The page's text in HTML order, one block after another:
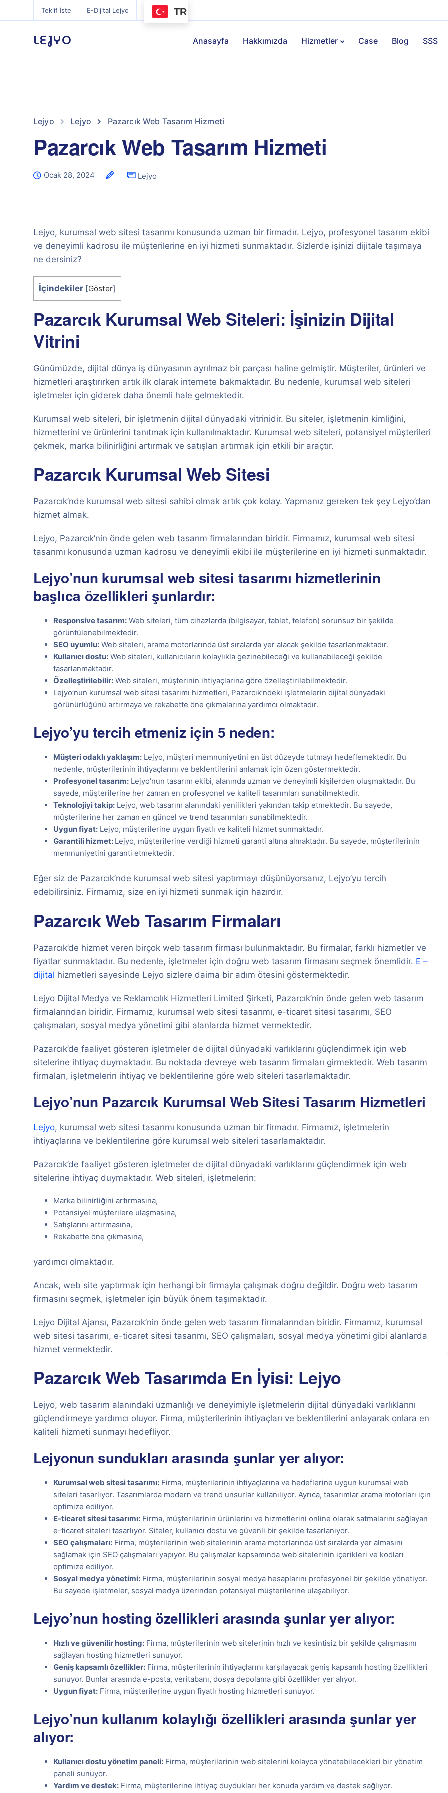
Teklif İste E-Dijital Lejyo TR
LEJYO Anasayfa Hakkımızda Hizmetler Case Blog SSS
Lejyo Lejyo Pazarcık Web Tasarım Hizmeti
Pazarcık Web Tasarım Hizmeti
Ocak 28, 2024 Lejyo
Lejyo, kurumsal web sitesi tasarımı konusunda uzman bir firmadır. Lejyo, profesyonel tasarım ekibi
ve deneyimli kadrosu ile müşterilerine en iyi hizmeti sunmaktadır. Sizlerde işinizi dijitale taşımaya
ne dersiniz?
İçindekiler [Göster]
Pazarcık Kurumsal Web Siteleri: İşinizin Dijital
Vitrini
Günümüzde, dijital dünya iş dünyasının ayrılmaz bir parçası haline gelmiştir. Müşteriler, ürünleri ve
hizmetleri araştırırken artık ilk olarak internete bakmaktadır. Bu nedenle, kurumsal web siteleri
işletmeler için giderek daha önemli hale gelmektedir.
Kurumsal web siteleri, bir işletmenin dijital dünyadaki vitrinidir. Bu siteler, işletmenin kimliğini,
hizmetlerini ve ürünlerini tanıtmak için kullanılmaktadır. Kurumsal web siteleri, potansiyel müşterileri
çekmek, marka bilinirliğini artırmak ve satışları artırmak için etkili bir araçtır.
Pazarcık Kurumsal Web Sitesi
Pazarcık’nde kurumsal web sitesi sahibi olmak artık çok kolay. Yapmanız gereken tek şey Lejyo’dan
hizmet almak.
Lejyo, Pazarcık’nin önde gelen web tasarım firmalarından biridir. Firmamız, kurumsal web sitesi
tasarımı konusunda uzman kadrosu ve deneyimli ekibi ile müşterilerine en iyi hizmeti sunmaktadır.
Lejyo’nun kurumsal web sitesi tasarımı hizmetlerinin
başlıca özellikleri şunlardır:
Responsive tasarım: Web siteleri, tüm cihazlarda (bilgisayar, tablet, telefon) sorunsuz bir şekilde
görüntülenebilmektedir.
SEO uyumlu: Web siteleri, arama motorlarında üst sıralarda yer alacak şekilde tasarlanmaktadır.
Kullanıcı dostu: Web siteleri, kullanıcıların kolaylıkla gezinebileceği ve kullanabileceği şekilde
tasarlanmaktadır.
Özelleştirilebilir: Web siteleri, müşterinin ihtiyaçlarına göre özelleştirilebilmektedir.
Lejyo’nun kurumsal web sitesi tasarımı hizmetleri, Pazarcık’ndeki işletmelerin dijital dünyadaki
görünürlüğünü artırmaya ve rekabette öne çıkmalarına yardımcı olmaktadır.
Lejyo’yu tercih etmeniz için 5 neden:
Müşteri odaklı yaklaşım: Lejyo, müşteri memnuniyetini en üst düzeyde tutmayı hedeflemektedir. Bu
nedenle, müşterilerinin ihtiyaçlarını ve beklentilerini anlamak için özen göstermektedir.
Profesyonel tasarım: Lejyo’nun tasarım ekibi, alanında uzman ve deneyimli kişilerden oluşmaktadır. Bu
sayede, müşterilerine her zaman en profesyonel ve kaliteli tasarımları sunabilmektedir.
Teknolojiyi takip: Lejyo, web tasarım alanındaki yenilikleri yakından takip etmektedir. Bu sayede,
müşterilerine her zaman en güncel ve trend tasarımları sunabilmektedir.
Uygun fiyat: Lejyo, müşterilerine uygun fiyatlı ve kaliteli hizmet sunmaktadır.
Garantili hizmet: Lejyo, müşterilerine verdiği hizmeti garanti altına almaktadır. Bu sayede, müşterilerinin
memnuniyetini garanti etmektedir.
Eğer siz de Pazarcık’nde kurumsal web sitesi yaptırmayı düşünüyorsanız, Lejyo’yu tercih
edebilirsiniz. Firmamız, size en iyi hizmeti sunmak için hazırdır.
Pazarcık Web Tasarım Firmaları
Pazarcık’de hizmet veren birçok web tasarım firması bulunmaktadır. Bu firmalar, farklı hizmetler ve
fiyatlar sunmaktadır. Bu nedenle, işletmeler için doğru web tasarım firmasını seçmek önemlidir. E –
dijital hizmetleri sayesinde Lejyo sizlere daima bir adım ötesini göstermektedir.
Lejyo Dijital Medya ve Reklamcılık Hizmetleri Limited Şirketi, Pazarcık’nin önde gelen web tasarım
firmalarından biridir. Firmamız, kurumsal web sitesi tasarımı, e-ticaret sitesi tasarımı, SEO
çalışmaları, sosyal medya yönetimi gibi alanlarda hizmet vermektedir.
Pazarcık’de faaliyet gösteren işletmeler de dijital dünyadaki varlıklarını güçlendirmek için web
sitelerine ihtiyaç duymaktadır. Bu noktada devreye web tasarım firmaları girmektedir. Web tasarım
firmaları, işletmelerin ihtiyaç ve beklentilerine göre web siteleri tasarlamaktadır.
Lejyo’nun Pazarcık Kurumsal Web Sitesi Tasarım Hizmetleri
Lejyo, kurumsal web sitesi tasarımı konusunda uzman bir firmadır. Firmamız, işletmelerin
ihtiyaçlarına ve beklentilerine göre kurumsal web siteleri tasarlamaktadır.
Pazarcık’de faaliyet gösteren işletmeler de dijital dünyadaki varlıklarını güçlendirmek için web
sitelerine ihtiyaç duymaktadır. Web siteleri, işletmelerin:
Marka bilinirliğini artırmasına,
Potansiyel müşterilere ulaşmasına,
Satışlarını artırmasına,
Rekabette öne çıkmasına,
yardımcı olmaktadır.
Ancak, web site yaptırmak için herhangi bir firmayla çalışmak doğru değildir. Doğru web tasarım
firmasını seçmek, işletmeler için büyük önem taşımaktadır.
Lejyo Dijital Ajansı, Pazarcık’nin önde gelen web tasarım firmalarından biridir. Firmamız, kurumsal
web sitesi tasarımı, e-ticaret sitesi tasarımı, SEO çalışmaları, sosyal medya yönetimi gibi alanlarda
hizmet vermektedir.
Pazarcık Web Tasarımda En İyisi: Lejyo
Lejyo, web tasarım alanındaki uzmanlığı ve deneyimiyle işletmelerin dijital dünyadaki varlıklarını
güçlendirmeye yardımcı oluyor. Firma, müşterilerinin ihtiyaçları ve beklentilerini anlayarak onlara en
kaliteli hizmeti sunmayı hedefliyor.
Lejyonun sundukları arasında şunlar yer alıyor:
Kurumsal web sitesi tasarımı: Firma, müşterilerinin ihtiyaçlarına ve hedeflerine uygun kurumsal web
siteleri tasarlıyor. Tasarımlarda modern ve trend unsurlar kullanılıyor. Ayrıca, tasarımlar arama motorları için
optimize ediliyor.
E-ticaret sitesi tasarımı: Firma, müşterilerinin ürünlerini ve hizmetlerini online olarak satmalarını sağlayan
e-ticaret siteleri tasarlıyor. Siteler, kullanıcı dostu ve güvenli bir şekilde tasarlanıyor.
SEO çalışmaları: Firma, müşterilerinin web sitelerinin arama motorlarında üst sıralarda yer almasını
sağlamak için SEO çalışmaları yapıyor. Bu çalışmalar kapsamında web sitelerinin içerikleri ve kodları
optimize ediliyor.
Sosyal medya yönetimi: Firma, müşterilerinin sosyal medya hesaplarını profesyonel bir şekilde yönetiyor.
Bu sayede işletmeler, sosyal medya üzerinden potansiyel müşterilerine ulaşabiliyor.
Lejyo’nun hosting özellikleri arasında şunlar yer alıyor:
Hızlı ve güvenilir hosting: Firma, müşterilerinin web sitelerinin hızlı ve kesintisiz bir şekilde çalışmasını
sağlayan hosting hizmetleri sunuyor.
Geniş kapsamlı özellikler: Firma, müşterilerinin ihtiyaçlarını karşılayacak geniş kapsamlı hosting özellikleri
sunuyor. Bunlar arasında e-posta, veritabanı, dosya depolama gibi özellikler yer alıyor.
Uygun fiyat: Firma, müşterilerine uygun fiyatlı hosting hizmetleri sunuyor.
Lejyo’nun kullanım kolaylığı özellikleri arasında şunlar yer
alıyor:
Kullanıcı dostu yönetim paneli: Firma, müşterilerinin web sitelerini kolayca yönetebilecekleri bir yönetim
paneli sunuyor.
Yardım ve destek: Firma, müşterilerine ihtiyaç duydukları her konuda yardım ve destek sağlıyor.